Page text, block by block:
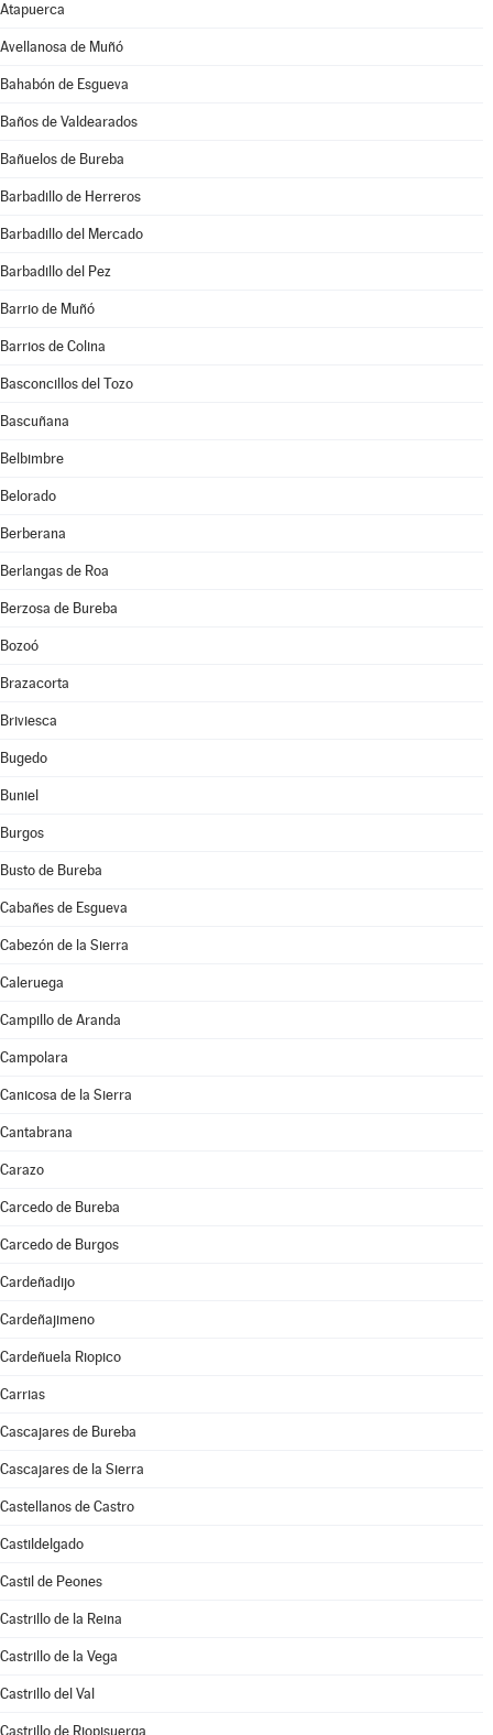
Atapuerca
Avellanosa de Muñó
Bahabón de Esgueva
Baños de Valdearados
Bañuelos de Bureba
Barbadillo de Herreros
Barbadillo del Mercado
Barbadillo del Pez
Barrio de Muñó
Barrios de Colina
Basconcillos del Tozo
Bascuñana
Belbimbre
Belorado
Berberana
Berlangas de Roa
Berzosa de Bureba
Bozoó
Brazacorta
Briviesca
Bugedo
Buniel
Burgos
Busto de Bureba
Cabañes de Esgueva
Cabezón de la Sierra
Caleruega
Campillo de Aranda
Campolara
Canicosa de la Sierra
Cantabrana
Carazo
Carcedo de Bureba
Carcedo de Burgos
Cardeñadijo
Cardeñajimeno
Cardeñuela Riopico
Carrias
Cascajares de Bureba
Cascajares de la Sierra
Castellanos de Castro
Castildelgado
Castil de Peones
Castrillo de la Reina
Castrillo de la Vega
Castrillo del Val
Castrillo de Riopisuerga